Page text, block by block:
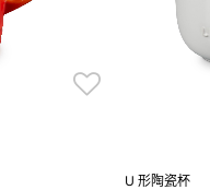
U 形陶瓷杯